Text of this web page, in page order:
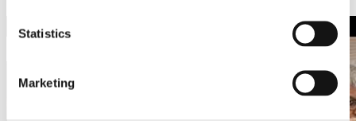
Statistics
Marketing